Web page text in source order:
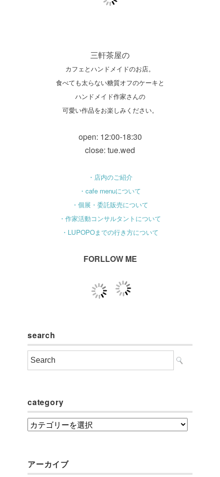
三軒茶屋の
カフェとハンドメイドのお店。
食べても太らない糖質オフのケーキと
ハンドメイド作家さんの
可愛い作品をお楽しみください。
open: 12:00-18:30
close: tue.wed
・店内のご紹介
・cafe menuについて
・個展・委託販売について
・作家活動コンサルタントについて
・LUPOPOまでの行き方について
FORLLOW ME
search
category
category
アーカイブ